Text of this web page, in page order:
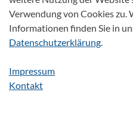
Verwendung von Cookies zu.
Informationen finden Sie in
Datenschutzerklärung.
Impressum
Kontakt